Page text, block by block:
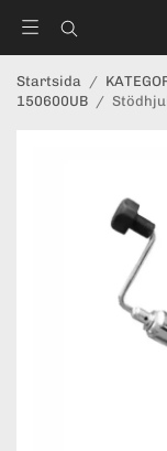
Startsida /
150600UB /